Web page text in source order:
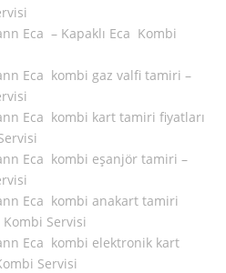
Eca – Kapaklı Eca Kombi
Eca kombi gaz valfi tamiri –
Eca kombi kart tamiri fiyatları
Eca kombi eşanjör tamiri –
Eca kombi anakart tamiri
Kombi Servisi
Eca kombi elektronik kart
Servisi